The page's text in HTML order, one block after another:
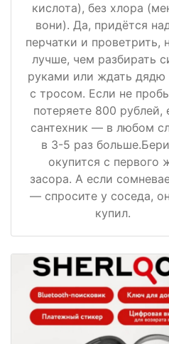
кислота), без хлора
вони). Да, придётся
перчатки и проветрить,
лучше, чем разбирать
руками или ждать дядю
с тросом. Если не
потеряете 800 рублей,
сантехник — в любом
в 3-5 раз
окупится с первого
засора. А если
— спросите у соседа,
купил.